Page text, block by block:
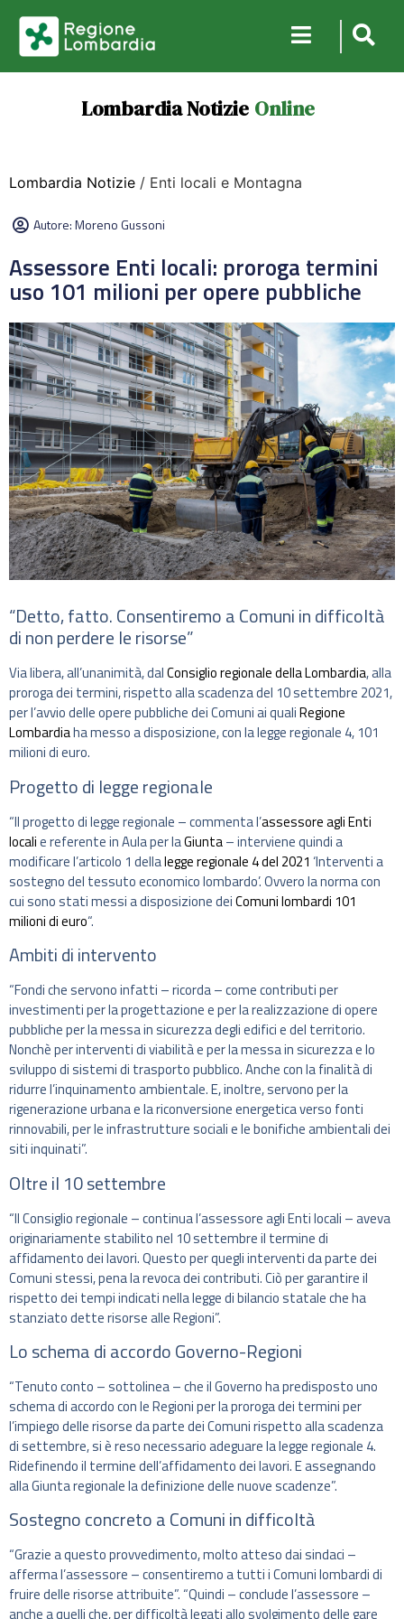
Lombardia Notizie Online
Lombardia Notizie / Enti locali e Montagna
Autore:Moreno Gussoni
Assessore Enti locali: proroga termini
uso 101 milioni per opere pubbliche
“Detto, fatto. Consentiremo a Comuni in difficoltà
di non perdere le risorse”
Via libera, all’unanimità, dalConsiglio regionale della Lombardia, alla
proroga dei termini, rispetto alla scadenza del 10 settembre 2021,
per l’avvio delle opere pubbliche dei Comuni ai qualiRegione
Lombardiaha messo a disposizione, con la legge regionale 4, 101
milioni di euro.
Progetto di legge regionale
“Il progetto di legge regionale – commenta l’assessore agli Enti
localie referente in Aula per laGiunta– interviene quindi a
modificare l’articolo 1 dellalegge regionale 4 del 2021 ‘Interventi a
sostegno del tessuto economico lombardo’. Ovvero la norma con
cui sono stati messi a disposizione deiComuni lombardi 101
milioni di euro“.
Ambiti di intervento
“Fondi che servono infatti – ricorda – come contributi per
investimenti per la progettazione e per la realizzazione di opere
pubbliche per la messa in sicurezza degli edifici e del territorio.
Nonchè per interventi di viabilità e per la messa in sicurezza e lo
sviluppo di sistemi di trasporto pubblico. Anche con la finalità di
ridurre l’inquinamento ambientale. E, inoltre, servono per la
rigenerazione urbana e la riconversione energetica verso fonti
rinnovabili, per le infrastrutture sociali e le bonifiche ambientali dei
siti inquinati”.
Oltre il 10 settembre
“Il Consiglio regionale – continua l’assessore agli Enti locali – aveva
originariamente stabilito nel 10 settembre il termine di
affidamento dei lavori. Questo per quegli interventi da parte dei
Comuni stessi, pena la revoca dei contributi. Ciò per garantire il
rispetto dei tempi indicati nella legge di bilancio statale che ha
stanziato dette risorse alle Regioni”.
Lo schema di accordo Governo-Regioni
“Tenuto conto – sottolinea – che il Governo ha predisposto uno
schema di accordo con le Regioni per la proroga dei termini per
l’impiego delle risorse da parte dei Comuni rispetto alla scadenza
di settembre, si è reso necessario adeguare la legge regionale 4.
Ridefinendo il termine dell’affidamento dei lavori. E assegnando
alla Giunta regionale la definizione delle nuove scadenze”.
Sostegno concreto a Comuni in difficoltà
“Grazie a questo provvedimento, molto atteso dai sindaci –
afferma l’assessore – consentiremo a tutti i Comuni lombardi di
fruire delle risorse attribuite”. “Quindi – conclude l’assessore –
anche a quelli che, per difficoltà legati allo svolgimento delle gare